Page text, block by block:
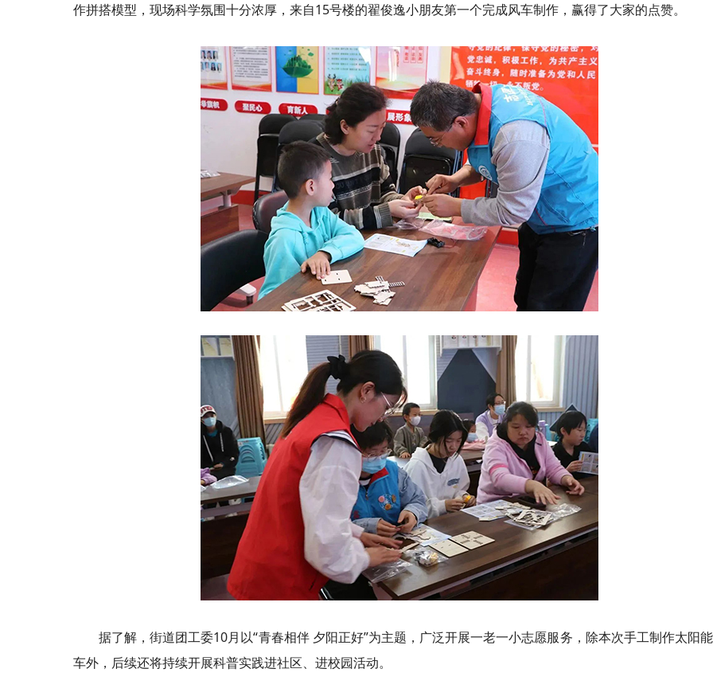
作拼搭模型，现场科学氛围十分浓厚，来自15号楼的翟俊逸小朋友第一个完成风车制作，赢得了大家的点赞。
据了解，街道团工委10月以“青春相伴 夕阳正好”为主题，广泛开展一老一小志愿服务，除本次手工制作太阳
车外，后续还将持续开展科普实践进社区、进校园活动。